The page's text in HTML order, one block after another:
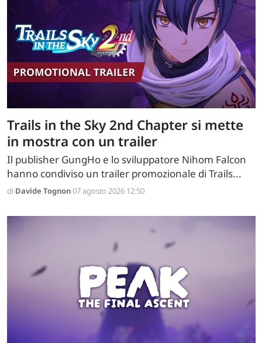
Trails in the Sky 2nd Chapter si mette
in mostra con un trailer
Il publisher GungHo e lo sviluppatore Nihom Falcon
hanno condiviso un trailer promozionale di Trails...
di Davide Tognon07 agosto 2026 12:50